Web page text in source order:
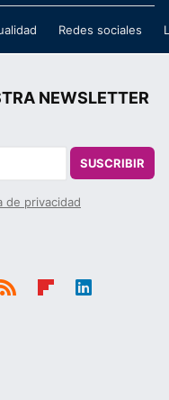
Redes sociales
NEWSLETTER
SUSCRIBIR
de privacidad